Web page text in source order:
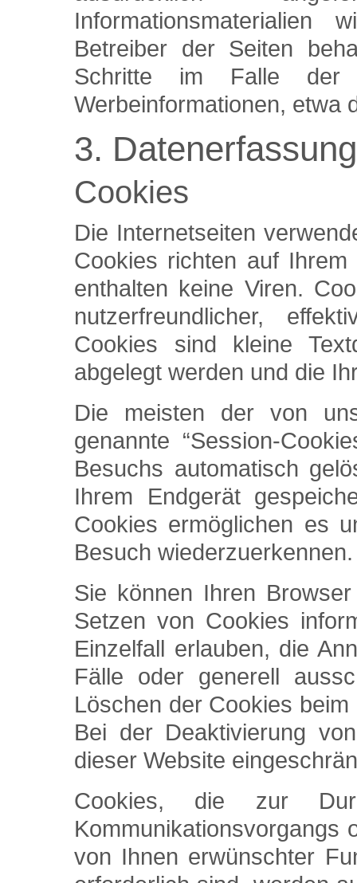
Informationsmaterialien
Betreiber der Seiten
Schritte im Falle der
Werbeinformationen, etwa
3.
Cookies
Die Internetseiten
Cookies richten auf
enthalten keine Viren.
nutzerfreundlicher,
Cookies sind kleine
abgelegt werden und die
Die meisten der von
genannte “Session-
Besuchs automatisch
Ihrem Endgerät
Cookies ermöglichen es
Besuch wiederzuerkennen.
Sie können Ihren
Setzen von Cookies
Einzelfall erlauben, die
Fälle oder generell
Löschen der Cookies
Bei der Deaktivierung
dieser Website
Cookies, die zur
Kommunikationsvorgangs
von Ihnen erwünschter